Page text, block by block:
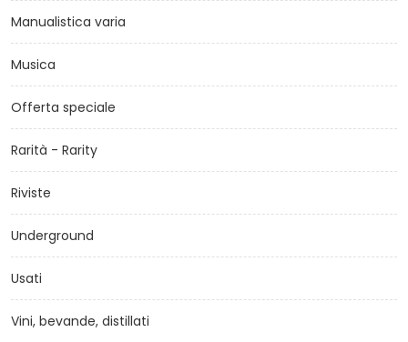
Manualistica varia
Musica
Offerta speciale
Rarità - Rarity
Riviste
Underground
Usati
Vini, bevande, distillati